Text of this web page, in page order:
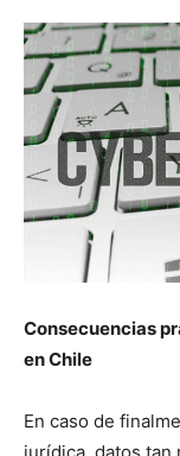
Consecuencias
en Chile
En caso de